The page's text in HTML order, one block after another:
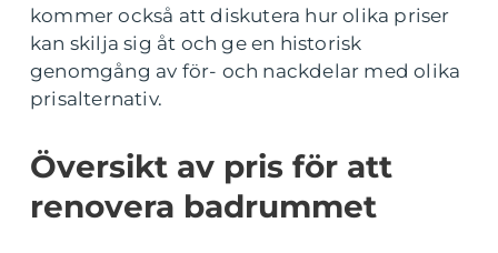
kommer också att diskutera hur olika priser
kan skilja sig åt och ge en historisk
genomgång av för- och nackdelar med olika
prisalternativ.
Översikt av pris för att
renovera badrummet